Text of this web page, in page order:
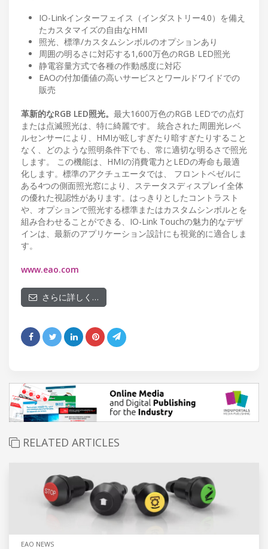
IO-Linkインターフェイス（インダストリー4.0）を備え
たカスタマイズの自由なHMI
照光、標準/カスタムシンボルのオプションあり
周囲の明るさに対応する1,600万色のRGB LED照光
静電容量方式で各種の作動感度に対応
EAOの付加価値の高いサービスとワールドワイドでの
販売
革新的なRGB LED照光。 最大1600万色のRGB LEDでの点灯
または点滅照光は、特に綺麗です。 統合された周囲光レベ
ルセンサーにより、HMIが眩しすぎたり暗すぎたりすること
なく、どのような照明条件下でも、常に適切な明るさで照光
します。 この機能は、HMIの消費電力とLEDの寿命も最適
化します。標準のアクチュエータでは、 フロントベゼルに
ある4つの側面照光窓により、ステータスディスプレイ全体
の優れた視認性があります。はっきりとしたコントラスト
や、オプションで照光する標準またはカスタムシンボルとを
組み合わせることができる、IO-Link Touchの魅力的なデザ
インは、最新のアプリケーション設計にも視覚的に適合しま
す。
www.eao.com
さらに詳しく…
RELATED ARTICLES
EAO NEWS